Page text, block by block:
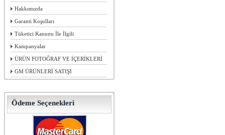
Hakkımızda
Garanti Koşulları
Tüketici Kanunu İle İlgili
Kampanyalar
ÜRÜN FOTOĞRAF VE İÇERİKLERİ
GM ÜRÜNLERİ SATIŞI
Ödeme Seçenekleri